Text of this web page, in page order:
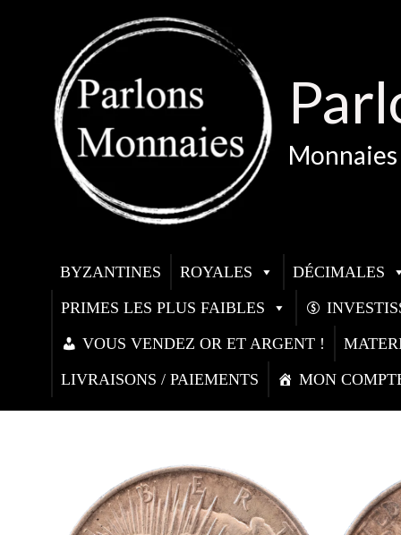
BYZANTINES ROYALES DÉCIMALES
PRIMES LES PLUS FAIBLES
VOUS VENDEZ OR ET ARGENT !
LIVRAISONS / PAIEMENTS
MON